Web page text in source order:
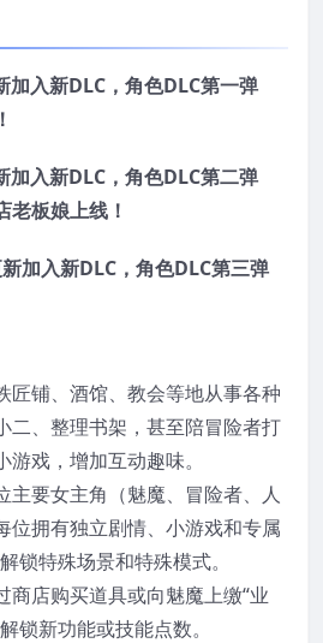
加入新DLC，角色DLC第一弹
加入新DLC，角色DLC第二弹
板娘上线！
加入新DLC，角色DLC第三弹
匠铺、酒馆、教会等地从事各种
二、整理书架，甚至陪冒险者打
戏，增加互动趣味。
主要女主角（魅魔、冒险者、人
位拥有独立剧情、小游戏和专属
锁特殊场景和特殊模式。
商店购买道具或向魅魔上缴“业
锁新功能或技能点数。